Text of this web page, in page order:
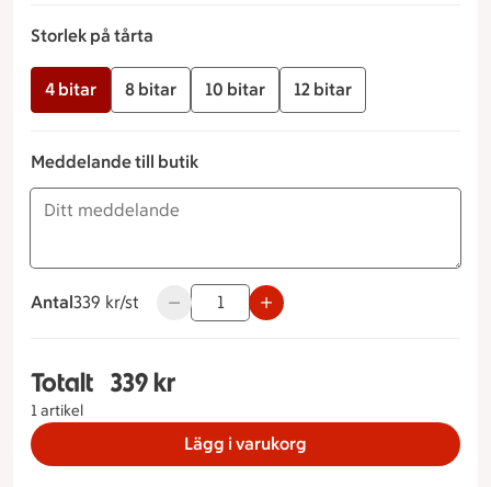
Storlek på tårta
4 bitar 8 bitar 10 bitar 12 bitar
Meddelande till butik
Antal
339 kronor styck
339 kr/st Använd knapparna för att minska eller
Totalt
1 artikel
Totalt 1 stycken Kvarnentårtan Storlek på tårta
339 kr
Lägg i varukorg